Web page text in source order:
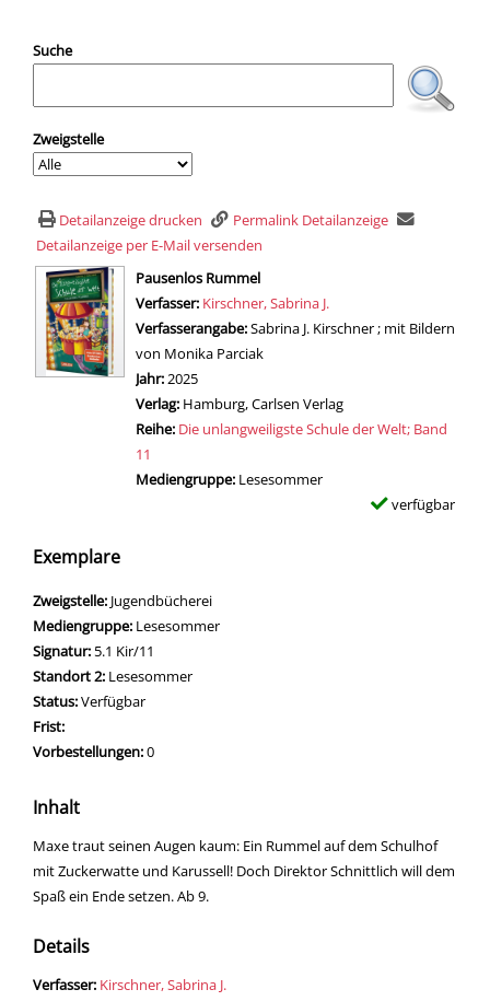
Suche
Zweigstelle
Detailanzeige drucken
Permalink Detailanzeige
Detailanzeige per E-Mail versenden
wird in neuem Tab geöffnet
Pausenlos Rummel
Verfasser: Suche nach diesem Verfasser
Kirschner, Sabrina J.
Verfasserangabe:Sabrina J. Kirschner ; mit Bildern
von Monika Parciak
Jahr: 2025
Verlag: Hamburg, Carlsen Verlag
Reihe: Die unlangweiligste Schule der Welt; Band
11
Mediengruppe: Lesesommer
verfügbar
Exemplare
Zweigstelle: Jugendbücherei
Mediengruppe: Lesesommer
Signatur: 5.1 Kir/11
Standort 2: Lesesommer
Status:Verfügbar
Frist:
Vorbestellungen:0
Inhalt
Maxe traut seinen Augen kaum: Ein Rummel auf dem Schulhof
mit Zuckerwatte und Karussell! Doch Direktor Schnittlich will dem
Spaß ein Ende setzen. Ab 9.
Details
Verfasser: Suche nach diesem Verfasser
Kirschner, Sabrina J.